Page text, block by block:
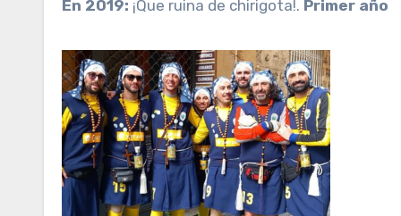
En 2019: ¡Que ruina de chirigota!. Primer año